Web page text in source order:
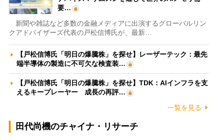
要…
新聞や雑誌など多数の金融メディアに出演するグローバルリン
クアドバイザーズ代表の戸松信博氏が、最新…
【戸松信博氏「明日の爆騰株」を探せ】レーザーテック：最先
端半導体の製造に不可欠な検査装…
【戸松信博氏「明日の爆騰株」を探せ】TDK：AIインフラを支
えるキープレーヤー 成長の再評…
一覧を見る
田代尚機のチャイナ・リサーチ